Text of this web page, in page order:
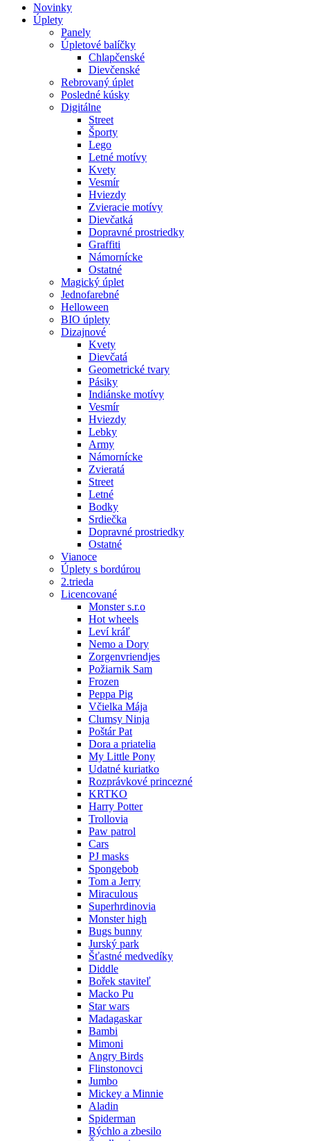
Novinky
Úplety
Panely
Úpletové balíčky
Chlapčenské
Dievčenské
Rebrovaný úplet
Posledné kúsky
Digitálne
Street
Športy
Lego
Letné motívy
Kvety
Vesmír
Hviezdy
Zvieracie motívy
Dievčatká
Dopravné prostriedky
Graffiti
Námornícke
Ostatné
Magický úplet
Jednofarebné
Helloween
BIO úplety
Dizajnové
Kvety
Dievčatá
Geometrické tvary
Pásiky
Indiánske motívy
Vesmír
Hviezdy
Lebky
Army
Námornícke
Zvieratá
Street
Letné
Bodky
Srdiečka
Dopravné prostriedky
Ostatné
Vianoce
Úplety s bordúrou
2.trieda
Licencované
Monster s.r.o
Hot wheels
Leví kráľ
Nemo a Dory
Zorgenvriendjes
Požiarnik Sam
Frozen
Peppa Pig
Včielka Mája
Clumsy Ninja
Poštár Pat
Dora a priatelia
My Little Pony
Udatné kuriatko
Rozprávkové princezné
KRTKO
Harry Potter
Trollovia
Paw patrol
Cars
PJ masks
Spongebob
Tom a Jerry
Miraculous
Superhrdinovia
Monster high
Bugs bunny
Jurský park
Šťastné medvedíky
Diddle
Bořek staviteľ
Macko Pu
Star wars
Madagaskar
Bambi
Mimoni
Angry Birds
Flinstonovci
Jumbo
Mickey a Minnie
Aladin
Spiderman
Rýchlo a zbesilo